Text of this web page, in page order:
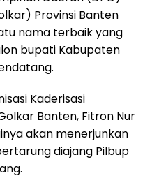
Provinsi Banten
nama terbaik yang
bupati Kabupaten
Kaderisasi
Banten, Fitron Nur
akan menerjunkan
diajang Pilbup